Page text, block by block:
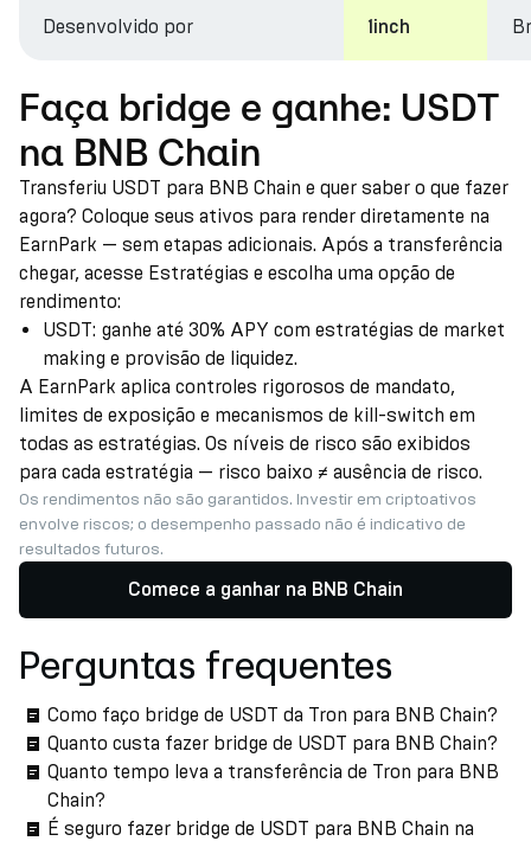
Desenvolvido por 1inch
Faça bridge e ganhe: USDT
na BNB Chain
Transferiu USDT para BNB Chain e quer saber o que fazer
agora? Coloque seus ativos para render diretamente na
EarnPark — sem etapas adicionais. Após a transferência
chegar, acesse Estratégias e escolha uma opção de
rendimento:
USDT: ganhe até 30% APY com estratégias de market
making e provisão de liquidez.
A EarnPark aplica controles rigorosos de mandato,
limites de exposição e mecanismos de kill-switch em
todas as estratégias. Os níveis de risco são exibidos
para cada estratégia — risco baixo ≠ ausência de risco.
Os rendimentos não são garantidos. Investir em criptoativos
envolve riscos; o desempenho passado não é indicativo de
resultados futuros.
Comece a ganhar na BNB Chain
Perguntas frequentes
Como faço bridge de USDT da Tron para BNB Chain?
Quanto custa fazer bridge de USDT para BNB Chain?
Quanto tempo leva a transferência de Tron para BNB
Chain?
É seguro fazer bridge de USDT para BNB Chain na